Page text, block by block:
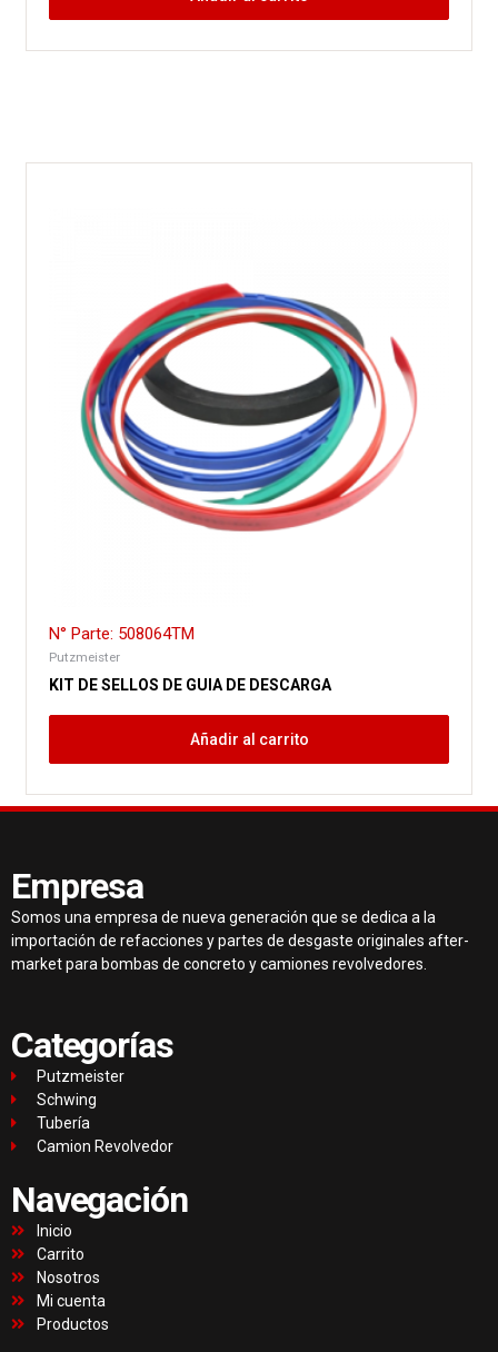
N° Parte: 508064TM
Putzmeister
KIT DE SELLOS DE GUIA DE DESCARGA
Añadir al carrito
Empresa
Somos una empresa de nueva generación que se dedica a la
importación de refacciones y partes de desgaste originales after-
market para bombas de concreto y camiones revolvedores.
Categorías
Putzmeister
Schwing
Tubería
Camion Revolvedor
Navegación
Inicio
Carrito
Nosotros
Mi cuenta
Productos